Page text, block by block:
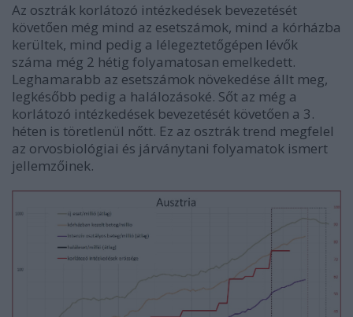
Az osztrák korlátozó intézkedések bevezetését
követően még mind az esetszámok, mind a kórházba
kerültek, mind pedig a lélegeztetőgépen lévők
száma még 2 hétig folyamatosan emelkedett.
Leghamarabb az esetszámok növekedése állt meg,
legkésőbb pedig a halálozásoké. Sőt az még a
korlátozó intézkedések bevezetését követően a 3.
héten is töretlenül nőtt. Ez az osztrák trend megfelel
az orvosbiológiai és járványtani folyamatok ismert
jellemzőinek.